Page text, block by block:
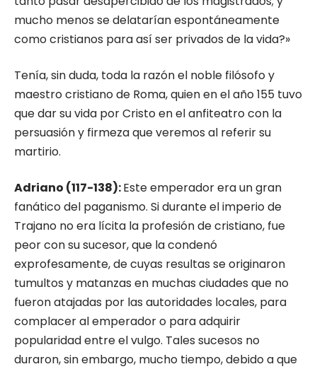
mucho menos se delatarían espontáneamente
como cristianos para así ser privados de la vida?»
Tenía, sin duda, toda la razón el noble fi­lósofo y
maestro cristiano de Roma, quien en el año 155 tuvo
que dar su vida por Cristo en el anfiteatro con la
persuasión y firmeza que veremos al referir su
martirio.
Adriano (117-138):Este emperador era un gran
fanático del paganismo. Si durante el imperio de
Trajano no era lícita la profesión de cristiano, fue
peor con su sucesor, que la condenó
exprofesamente, de cuyas resultas se originaron
tumultos y matanzas en muchas ciudades que no
fueron atajadas por las auto­ridades locales, para
complacer al emperador o para adquirir
popularidad entre el vulgo. Tales sucesos no
duraron, sin embargo, mucho tiempo, debido a que